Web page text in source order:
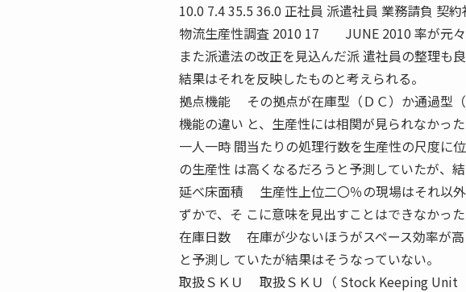
10.0 7.4 35.5 36.0 正社員 派遣社員 業務請負 契
物流生産性調査 2010 17 JUNE 2010 率が元々
また派遣法の改正を見込んだ派 遣社員の整理も
結果はそれを反映したものと考えられる。
拠点機能 その拠点が在庫型（ＤＣ）か通過型
機能の違い と、生産性には相関が見られなかった
一人一時 間当たりの処理行数を生産性の尺度に
の生産性 は高くなるだろうと予測していたが、
延べ床面積 生産性上位二〇％の現場はそれ以
ずかで、そ こに意味を見出すことはできなかった
在庫日数 在庫が少ないほうがスペース効率が
と予測し ていたが結果はそうなっていない。
取扱ＳＫＵ 取扱ＳＫＵ（ Stock Keeping Unit